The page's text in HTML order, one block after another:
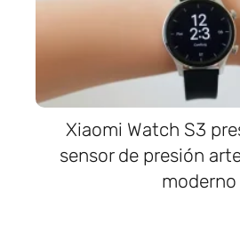
Xiaomi Watch S3
sensor de presión
moderno